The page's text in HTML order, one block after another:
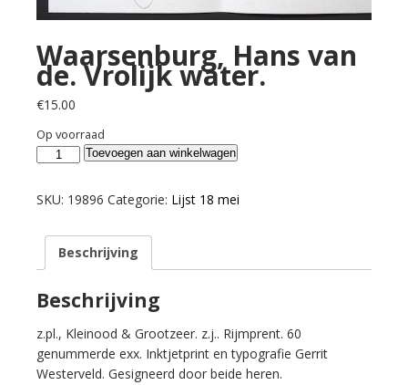
Waarsenburg, Hans van
de. Vrolijk water.
€15.00
Op voorraad
Waarsenburg,
van
Vrolijk
water.
aantal
Toevoegen aan winkelwagen
SKU: 19896 Categorie: Lijst 18 mei
Beschrijving
Beschrijving
z.pl., Kleinood & Grootzeer. z.j.. Rijmprent. 60
genummerde exx. Inktjetprint en typografie Gerrit
Westerveld. Gesigneerd door beide heren.